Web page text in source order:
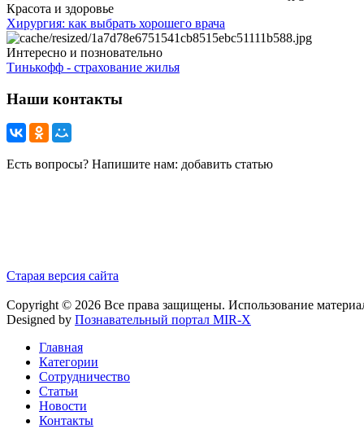
Красота и здоровье
Хирургия: как выбрать хорошего врача
Интересно и позновательно
Тинькофф - страхование жилья
Наши контакты
Есть вопросы? Напишите нам: добавить статью
Старая версия сайта
Copyright © 2026 Все права защищены. Использование
Designed by Познавательный портал MIR-X
Главная
Категории
Сотрудничество
Статьи
Новости
Контакты